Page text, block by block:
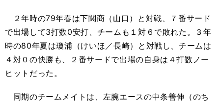
２年時の79年春は下関商（山口）と対戦、７番サード
で出場して3打数0安打、チームも１対６で敗れた。３年
時の80年夏は瓊浦（けいほ／長崎）と対戦し、チームは
４対０の快勝も、２番サードで出場の自身は４打数ノー
ヒットだった。
同期のチームメイトは、左腕エースの中条善伸（のち